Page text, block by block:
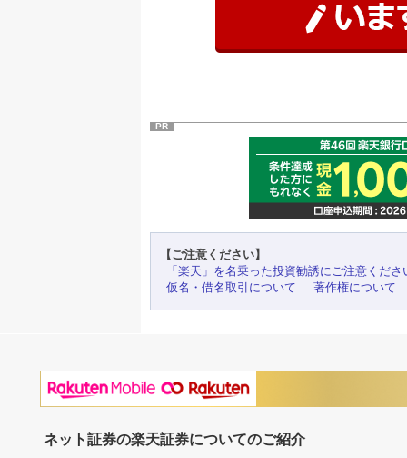
PR
【ご注意ください】
「楽天」を名乗った投資勧誘にご注意くださ
仮名・借名取引について
著作権について
ネット証券の楽天証券についてのご紹介